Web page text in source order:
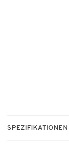
SPEZIFIKATIONEN